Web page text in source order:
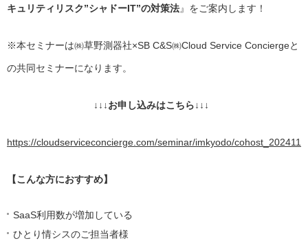
キュリティリスク”シャドーIT”の対策法』をご案内します！
※本セミナーは㈱草野測器社×SB C&S㈱Cloud Service Conciergeと
の共同セミナーになります。
↓↓↓お申し込みはこちら↓↓↓
https://cloudserviceconcierge.com/seminar/imkyodo/cohost_202411
【こんな方におすすめ】
SaaS利用数が増加している
ひとり情シスのご担当者様